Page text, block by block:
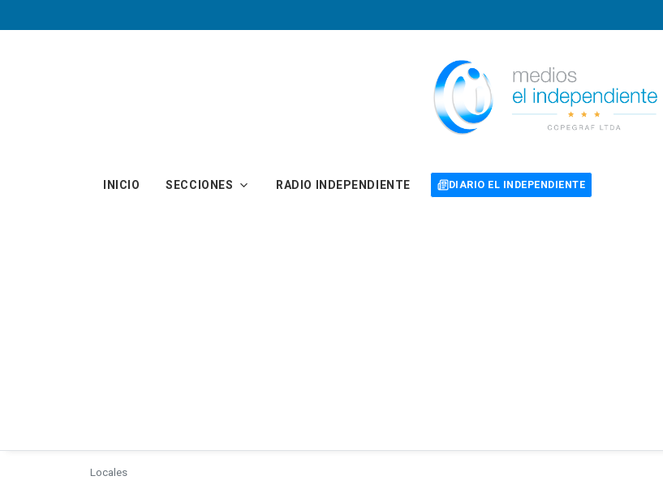
INICIO SECCIONES RADIO INDEPENDIENTE DIARIO EL INDEPENDIENTE
Locales